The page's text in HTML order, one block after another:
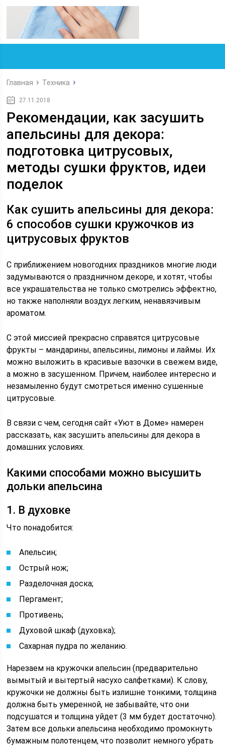
Главная Техника
27.11.2018
Рекомендации, как засушить
апельсины для декора:
подготовка цитрусовых,
методы сушки фруктов, идеи
поделок
Как сушить апельсины для декора:
6 способов сушки кружочков из
цитрусовых фруктов
С приближением новогодних праздников многие люди
задумываются о праздничном декоре, и хотят, чтобы
все украшательства не только смотрелись эффектно,
но также наполняли воздух легким, ненавязчивым
ароматом.
С этой миссией прекрасно справятся цитрусовые
фрукты – мандарины, апельсины, лимоны и лаймы. Их
можно выложить в красивые вазочки в свежем виде,
а можно в засушенном. Причем, наиболее интересно и
незамыленно будут смотреться именно сушенные
цитрусовые.
В связи с чем, сегодня сайт «Уют в Доме» намерен
рассказать, как засушить апельсины для декора в
домашних условиях.
Какими способами можно высушить
дольки апельсина
1. В духовке
Что понадобится:
Апельсин;
Острый нож;
Разделочная доска;
Пергамент;
Противень;
Духовой шкаф (духовка);
Сахарная пудра по желанию.
Нарезаем на кружочки апельсин (предварительно
вымытый и вытертый насухо салфетками). К слову,
кружочки не должны быть излишне тонкими, толщина
должна быть умеренной, не забывайте, что они
подсушатся и толщина уйдет (3 мм будет достаточно).
Затем все дольки апельсина необходимо промокнуть
бумажным полотенцем, что позволит немного убрать